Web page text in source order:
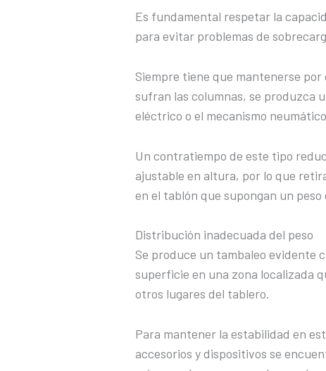
Es fundamental respetar la
para evitar problemas de
Siempre tiene que mantenerse
sufran las columnas, se produzca
eléctrico o el mecanismo
Un contratiempo de este tipo
ajustable en altura, por lo que
en el tablón que supongan un peso
Distribución inadecuada del peso
Se produce un tambaleo evidente
superficie en una zona localizada
otros lugares del tablero.
Para mantener la estabilidad en
accesorios y dispositivos se